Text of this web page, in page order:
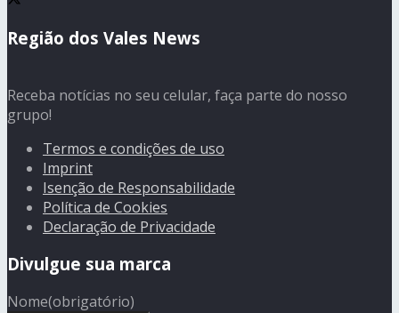
Região dos Vales News
Receba notícias no seu celular, faça parte do nosso
grupo!
Termos e condições de uso
Imprint
Isenção de Responsabilidade
Política de Cookies
Declaração de Privacidade
Divulgue sua marca
Nome(obrigatório)